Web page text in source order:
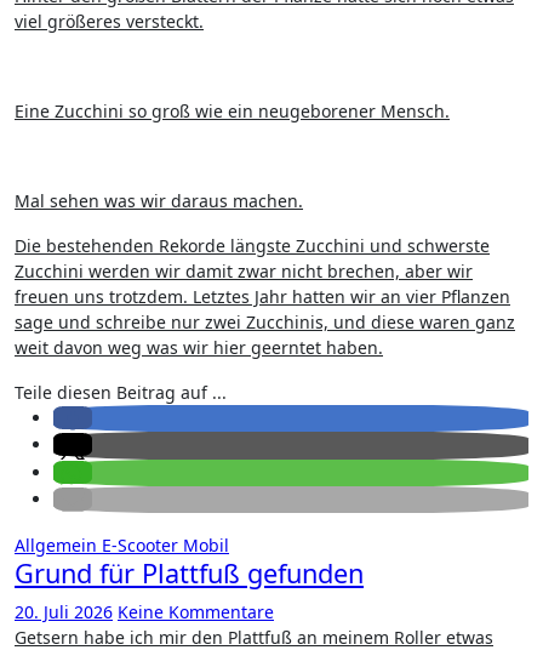
viel größeres versteckt.
Eine Zucchini so groß wie ein neugeborener Mensch.
Mal sehen was wir daraus machen.
Die bestehenden Rekorde längste Zucchini und schwerste
Zucchini werden wir damit zwar nicht brechen, aber wir
freuen uns trotzdem. Letztes Jahr hatten wir an vier Pflanzen
sage und schreibe nur zwei Zucchinis, und diese waren ganz
weit davon weg was wir hier geerntet haben.
Teile diesen Beitrag auf ...
Allgemein E-Scooter Mobil
Grund für Plattfuß gefunden
20. Juli 2026 Keine Kommentare
Getsern habe ich mir den Plattfuß an meinem Roller etwas